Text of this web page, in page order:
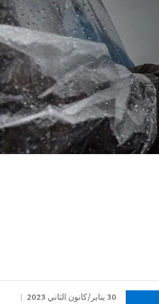
30 يناير/كانون الثاني 2023